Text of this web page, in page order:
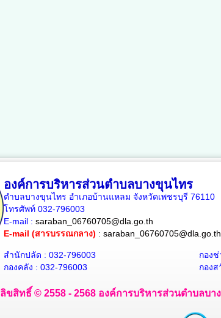
องค์การบริหารส่วนตำบลบางขุนไทร
ตำบลบางขุนไทร อำเภอบ้านแหลม จังหวัดเพชรบุรี 76110
โทรศัพท์ 032-796003
E-mail : saraban_06760705@dla.go.th
E-mail (สารบรรณกลาง) : saraban_06760705@dla.go.th
สำนักปลัด : 032-796003
กองคลัง : 032-796003
กองช่
กอง
ลิขสิทธิ์ © 2558 - 2568 องค์การบริหารส่วนตำบลบ